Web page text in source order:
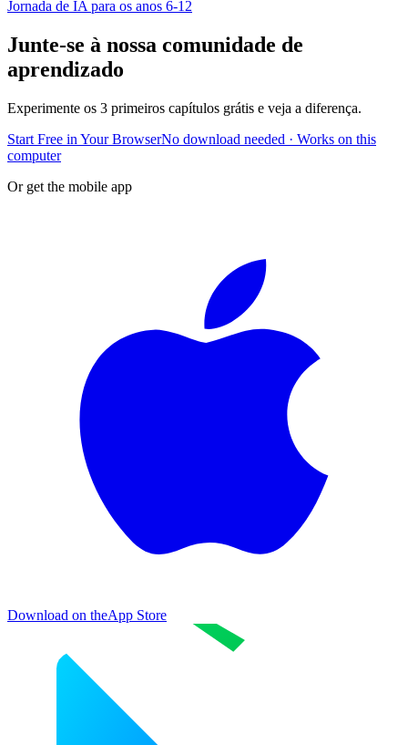
Jornada de IA para os anos 6-12
Junte-se à nossa comunidade de
aprendizado
Experimente os 3 primeiros capítulos grátis e veja a diferença.
Start Free in Your BrowserNo download needed · Works on this
computer
Or get the mobile app
Download on theApp Store